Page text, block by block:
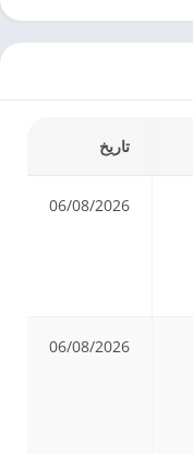
تاريخ
06/08/2026
06/08/2026